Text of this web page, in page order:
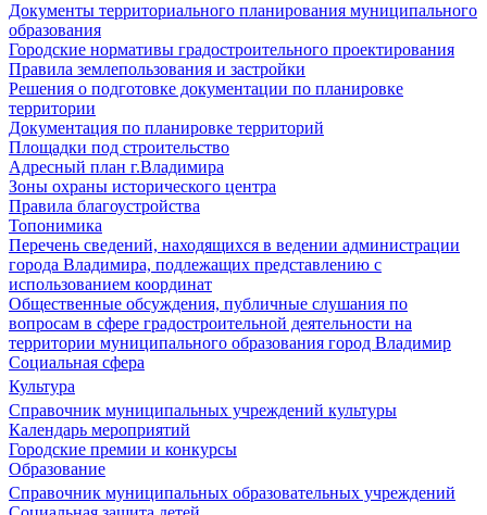
Документы территориального планирования муниципального
образования
Городские нормативы градостроительного проектирования
Правила землепользования и застройки
Решения о подготовке документации по планировке
территории
Документация по планировке территорий
Площадки под строительство
Адресный план г.Владимира
Зоны охраны исторического центра
Правила благоустройства
Топонимика
Перечень сведений, находящихся в ведении администрации
города Владимира, подлежащих представлению с
использованием координат
Общественные обсуждения, публичные слушания по
вопросам в сфере градостроительной деятельности на
территории муниципального образования город Владимир
Социальная сфера
Культура
Справочник муниципальных учреждений культуры
Календарь мероприятий
Городские премии и конкурсы
Образование
Справочник муниципальных образовательных учреждений